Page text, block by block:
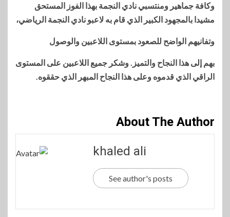
وكافة جماهير ومنتسبي نادي النجمة بهذا الفوز المستحق
مشيدا بالمجهود الكبير الذي قام به لاعبو نادي النجمة الرياضي،
وتفانيهم الواضح للصعود بمستوى اللاعبين والوصول
بهم إلى هذا النجاح والتميز. وشكر جميع اللاعبين على المستوى
الراقي الذي قدموه وعلى هذا النجاح المبهر الذي حققوه.
About The Author
khaled ali
See author's posts